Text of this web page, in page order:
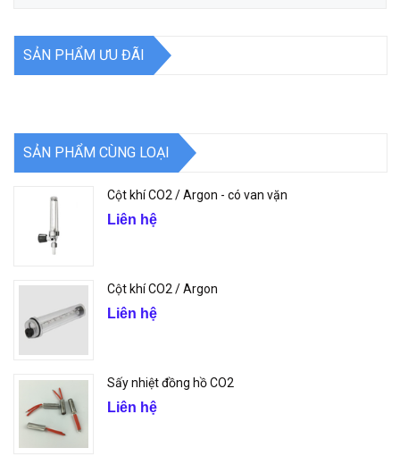
SẢN PHẨM ƯU ĐÃI
SẢN PHẨM CÙNG LOẠI
Cột khí CO2 / Argon - có van vặn
Liên hệ
Cột khí CO2 / Argon
Liên hệ
Sấy nhiệt đồng hồ CO2
Liên hệ